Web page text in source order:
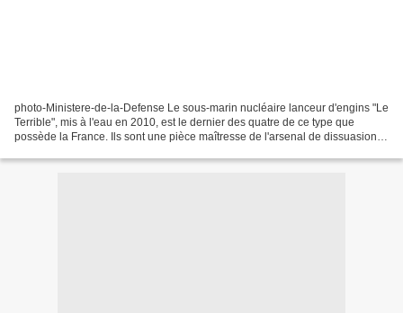
photo-Ministere-de-la-Defense Le sous-marin nucléaire lanceur d'engins "Le
Terrible", mis à l'eau en 2010, est le dernier des quatre de ce type que
possède la France. Ils sont une pièce maîtresse de l'arsenal de dissuasion.